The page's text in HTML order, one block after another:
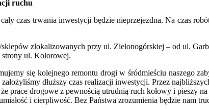
ruchu
czas trwania inwestycji będzie nieprzejezdna. Na czas
zlokalizowanych przy ul. Zielonogórskiej – od ul.
ul. Kolorowej.
się kolejnego remontu drogi w śródmieściu naszego
dłuższy czas realizacji inwestycji. Przez
prace drogowe z pewnością utrudnią ruch kołowy i pieszy
i cierpliwość. Bez Państwa zrozumienia będzie nam